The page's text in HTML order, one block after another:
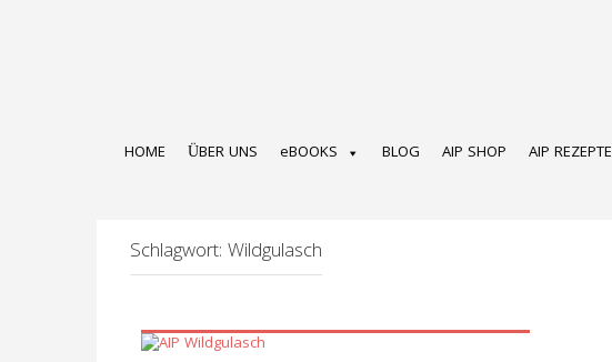
HOME ÜBER UNS eBOOKS BLOG AIP SHOP AIP REZEPTE
Schlagwort: Wildgulasch